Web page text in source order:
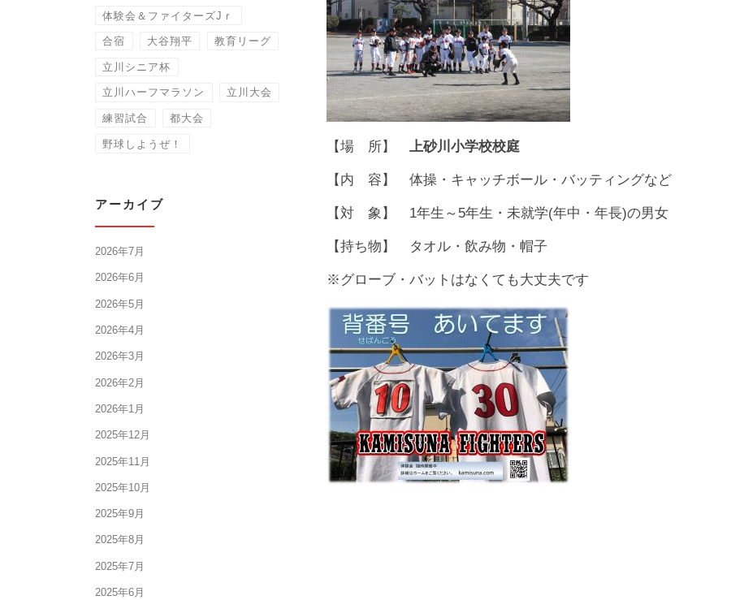
【場 所】 上砂川小学校校庭
【内 容】 体操・キャッチボール・バッティングなど
【対 象】 1年生～5年生・未就学(年中・年長)の男女
【持ち物】 タオル・飲み物・帽子
※グローブ・バットはなくても大丈夫です
体験会＆ファイターズJｒ
合宿 大谷翔平 教育リーグ
立川シニア杯
立川ハーフマラソン 立川大会
練習試合 都大会
野球しようぜ！
アーカイブ
2026年7月
2026年6月
2026年5月
2026年4月
2026年3月
2026年2月
2026年1月
2025年12月
2025年11月
2025年10月
2025年9月
2025年8月
2025年7月
2025年6月